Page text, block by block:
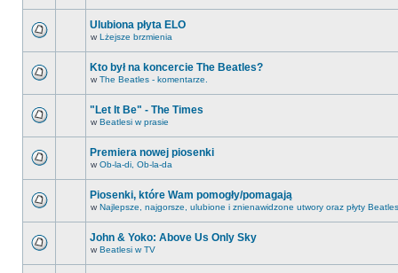
Ulubiona płyta ELO
w Lżejsze brzmienia
Kto był na koncercie The Beatles?
w The Beatles - komentarze.
"Let It Be" - The Times
w Beatlesi w prasie
Premiera nowej piosenki
w Ob-la-di, Ob-la-da
Piosenki, które Wam pomogły/pomagają
w Najlepsze, najgorsze, ulubione i znienawidzone utwory oraz płyty
John & Yoko: Above Us Only Sky
w Beatlesi w TV